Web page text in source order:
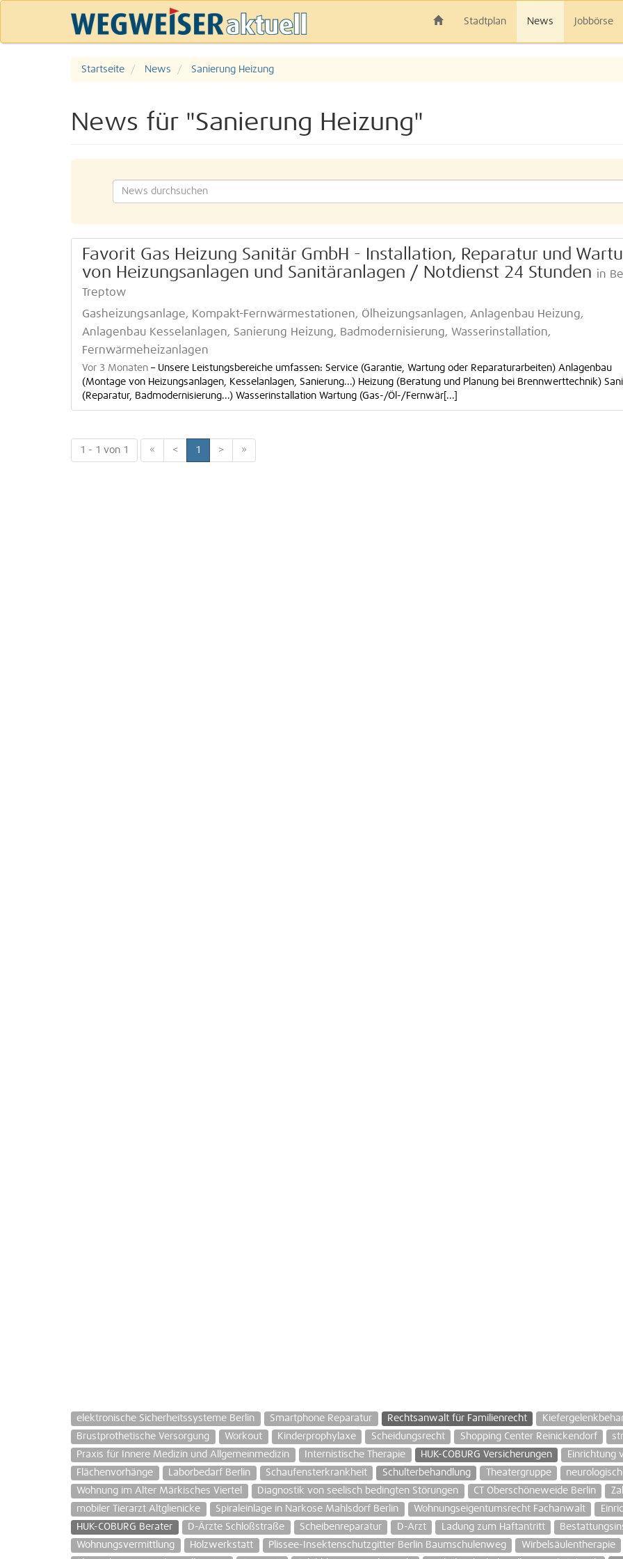
Stadtplan News Jobbörse
Startseite News Sanierung Heizung
News für "Sanierung Heizung"
Favorit Gas Heizung Sanitär GmbH - Installation, Reparatur und
von Heizungsanlagen und Sanitäranlagen / Notdienst 24 Stunden in
Treptow
Gasheizungsanlage, Kompakt-Fernwärmestationen, Ölheizungsanlagen, Anlagenbau Heizung,
Anlagenbau Kesselanlagen, Sanierung Heizung, Badmodernisierung, Wasserinstallation,
Fernwärmeheizanlagen
Vor 3 Monaten – Unsere Leistungsbereiche umfassen: Service (Garantie, Wartung oder Reparaturarbeiten) Anlagenbau
(Montage von Heizungsanlagen, Kesselanlagen, Sanierung...) Heizung (Beratung und Planung bei Brennwerttechnik)
(Reparatur, Badmodernisierung...) Wasserinstallation Wartung (Gas-/Öl-/Fernwär[...]
1 - 1 von 1 « < 1 > »
elektronische Sicherheitssysteme Berlin Smartphone Reparatur Rechtsanwalt für Familienrecht
Brustprothetische Versorgung
Workout Kinderprophylaxe Scheidungsrecht Shopping Center Reinickendorf
Praxis für Innere Medizin und Allgemeinmedizin
Internistische Therapie HUK-COBURG Versicherungen
Einrichtung
Flächenvorhänge
Laborbedarf Berlin Schaufensterkrankheit Schulterbehandlung Theatergruppe
Wohnung im Alter Märkisches Viertel
Diagnostik von seelisch bedingten Störungen CT Oberschöneweide Berlin
mobiler Tierarzt Altglienicke
Spiraleinlage in Narkose Mahlsdorf Berlin Wohnungseigentumsrecht Fachanwalt
HUK-COBURG Berater
D-Ärzte Schloßstraße Scheibenreparatur D-Arzt Ladung zum Haftantritt
Wohnungsvermittlung
Holzwerkstatt Plissee-Insektenschutzgitter Berlin Baumschulenweg Wirbelsäulentherapie